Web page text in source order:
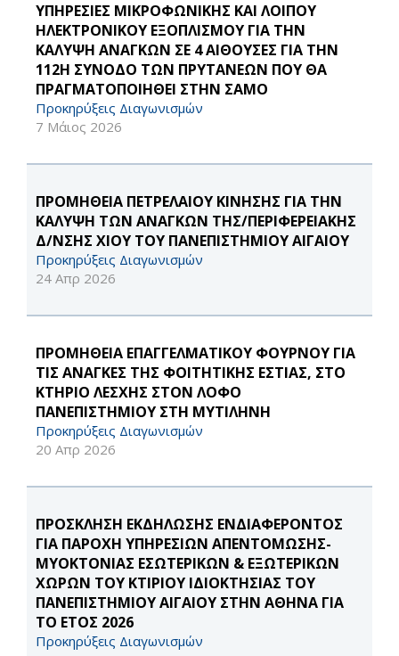
ΥΠΗΡΕΣΙΕΣ ΜΙΚΡΟΦΩΝΙΚΗΣ ΚΑΙ ΛΟΙΠΟΥ
ΗΛΕΚΤΡΟΝΙΚΟΥ ΕΞΟΠΛΙΣΜΟΥ ΓΙΑ ΤΗΝ
ΚΑΛΥΨΗ ΑΝΑΓΚΩΝ ΣΕ 4 ΑΙΘΟΥΣΕΣ ΓΙΑ ΤΗΝ
112Η ΣΥΝΟΔΟ ΤΩΝ ΠΡΥΤΑΝΕΩΝ ΠΟΥ ΘΑ
ΠΡΑΓΜΑΤΟΠΟΙΗΘΕΙ ΣΤΗΝ ΣΑΜΟ
Προκηρύξεις Διαγωνισμών
7 Μάιος 2026
ΠΡΟΜΗΘΕΙΑ ΠΕΤΡΕΛΑΙΟΥ ΚΙΝΗΣΗΣ ΓΙΑ ΤΗΝ
ΚΑΛΥΨΗ ΤΩΝ ΑΝΑΓΚΩΝ ΤΗΣ/ΠΕΡΙΦΕΡΕΙΑΚΗΣ
Δ/ΝΣΗΣ ΧΙΟΥ ΤΟΥ ΠΑΝΕΠΙΣΤΗΜΙΟΥ ΑΙΓΑΙΟΥ
Προκηρύξεις Διαγωνισμών
24 Απρ 2026
ΠΡΟΜΗΘΕΙΑ ΕΠΑΓΓΕΛΜΑΤΙΚΟΥ ΦΟΥΡΝΟΥ ΓΙΑ
ΤΙΣ ΑΝΑΓΚΕΣ ΤΗΣ ΦΟΙΤΗΤΙΚΗΣ ΕΣΤΙΑΣ, ΣΤΟ
ΚΤΗΡΙΟ ΛΕΣΧΗΣ ΣΤΟΝ ΛΟΦΟ
ΠΑΝΕΠΙΣΤΗΜΙΟΥ ΣΤΗ ΜΥΤΙΛΗΝΗ
Προκηρύξεις Διαγωνισμών
20 Απρ 2026
ΠΡΟΣΚΛΗΣΗ ΕΚΔΗΛΩΣΗΣ ΕΝΔΙΑΦΕΡΟΝΤΟΣ
ΓΙΑ ΠΑΡΟΧΗ ΥΠΗΡΕΣΙΩΝ ΑΠΕΝΤΟΜΩΣΗΣ-
ΜΥΟΚΤΟΝΙΑΣ ΕΣΩΤΕΡΙΚΩΝ & ΕΞΩΤΕΡΙΚΩΝ
ΧΩΡΩΝ ΤΟΥ ΚΤΙΡΙΟΥ ΙΔΙΟΚΤΗΣΙΑΣ ΤΟΥ
ΠΑΝΕΠΙΣΤΗΜΙΟΥ ΑΙΓΑΙΟΥ ΣΤΗΝ ΑΘΗΝΑ ΓΙΑ
ΤΟ ΕΤΟΣ 2026
Προκηρύξεις Διαγωνισμών